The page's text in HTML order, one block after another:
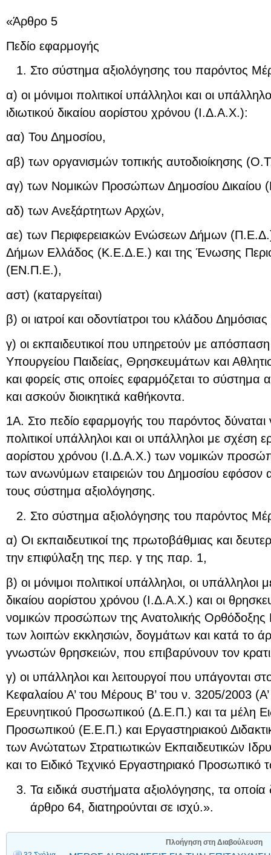
«Άρθρο 5
Πεδίο εφαρμογής
Στο σύστημα αξιολόγησης του παρόντος
α) οι μόνιμοι πολιτικοί υπάλληλοι και οι
ιδιωτικού δικαίου αορίστου χρόνου (Ι.Δ.Α.Χ.):
αα) Του Δημοσίου,
αβ) των οργανισμών τοπικής αυτοδιοίκησης
αγ) των Νομικών Προσώπων Δημοσίου
αδ) των Ανεξάρτητων Αρχών,
αε) των Περιφερειακών Ενώσεων Δήμων
Δήμων Ελλάδος (Κ.Ε.Δ.Ε.) και της Ένωσης
(ΕΝ.Π.Ε.),
αστ) (καταργείται)
β) οι ιατροί και οδοντίατροι του κλάδου
γ) οι εκπαιδευτικοί που υπηρετούν με
Υπουργείου Παιδείας, Θρησκευμάτων και
και φορείς στις οποίες εφαρμόζεται το σύστημα
και ασκούν διοικητικά καθήκοντα.
1Α. Στο πεδίο εφαρμογής του παρόντος δύναται
πολιτικοί υπάλληλοι και οι υπάλληλοι με σχέση
αορίστου χρόνου (Ι.Δ.Α.Χ.) των νομικών
των ανωνύμων εταιρειών του Δημοσίου εφόσον
τους σύστημα αξιολόγησης.
Στο σύστημα αξιολόγησης του παρόντος
α) Οι εκπαιδευτικοί της πρωτοβάθμιας και
την επιφύλαξη της περ. γ της παρ. 1,
β) οι μόνιμοι πολιτικοί υπάλληλοι, οι υπάλληλοι
δικαίου αορίστου χρόνου (Ι.Δ.Α.Χ.) και οι
νομικών προσώπων της Ανατολικής Ορθόδοξης
των λοιπών εκκλησιών, δογμάτων και κατά το
γνωστών θρησκειών, που επιβαρύνουν τον
γ) οι υπάλληλοι και λειτουργοί που υπάγονται
Κεφαλαίου Α’ του Μέρους Β’ του ν. 3205/2003
Ερευνητικού Προσωπικού (Δ.Ε.Π.) και τα μέλη
Προσωπικού (Ε.Ε.Π.) και Εργαστηριακού
των Ανώτατων Στρατιωτικών Εκπαιδευτικών
και το Ειδικό Τεχνικό Εργαστηριακό Προσωπικό
Τα ειδικά συστήματα αξιολόγησης, τα οποία
άρθρο 64, διατηρούνται σε ισχύ.».
Πλοήγηση στη Διαβούλευση